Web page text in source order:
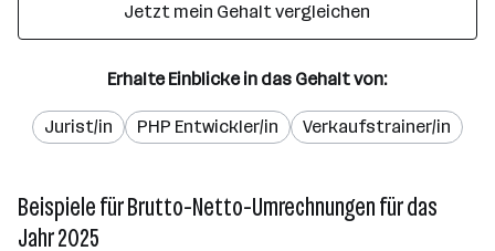
Jetzt mein Gehalt vergleichen
Erhalte Einblicke in das Gehalt von:
Jurist/in PHP Entwickler/in Verkaufstrainer/in
Beispiele für Brutto-Netto-Umrechnungen für das
Jahr 2025